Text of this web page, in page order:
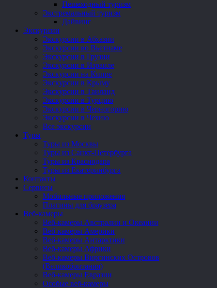
Пешеходный туризм
Экстремальный туризм
Дайвинг
Экскурсии
Экскурсии в Абхазии
Экскурсии во Вьетнаме
Экскурсии в Грузии
Экскурсии в Израиле
Экскурсии на Кипре
Экскурсии в Крыму
Экскурсии в Таиланд
Экскурсии в Турцию
Экскурсии в Черногорию
Экскурсии в Чехию
Все экскурсии
Туры
Туры из Москвы
Туры из Санкт-Петербурга
Туры из Краснодара
Туры из Екатеринбурга
Контакты
Сервисы
Мобильные приложения
Плагины для браузера
Веб-камеры
Веб-камеры Австралии и Океании
Веб-камеры Америки
Веб-камеры Антарктики
Веб-камеры Африки
Веб-камеры Виргинских Островов
(Великобритания)
Веб-камеры Евразии
Особые веб-камеры